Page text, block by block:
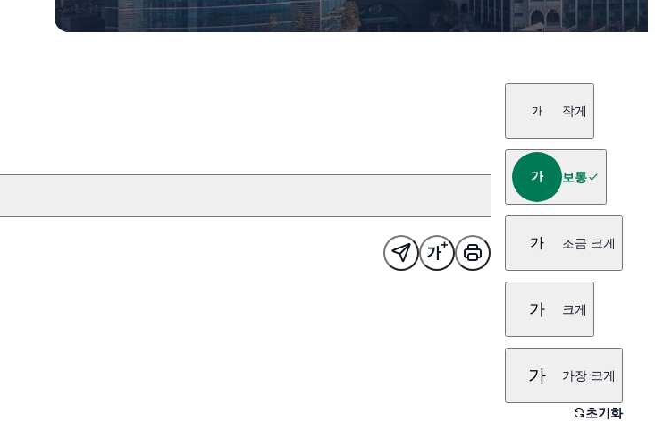
가 작게
가 보통
가 조금 크게
가 크게
가 가장 크게
초기화